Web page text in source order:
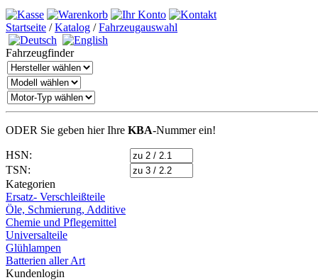
Startseite /Katalog /Fahrzeugauswahl
Fahrzeugfinder
ODER Sie geben hier Ihre KBA-Nummerein!
HSN:
TSN:
Kategorien
Ersatz- Verschleißteile
Öle, Schmierung, Additive
Chemie und Pflegemittel
Universalteile
Glühlampen
Batterien aller Art
Kundenlogin